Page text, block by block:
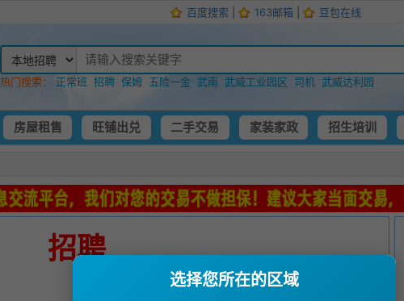
百度搜索 163邮箱 豆包在线
热门搜索： 正常班 招聘 保姆 五险一金 武南 武威工业园区 司机 武威达利园
选择您所在的区域
房屋租售 旺铺出兑 二手交易 家装家政 招生培训
招聘